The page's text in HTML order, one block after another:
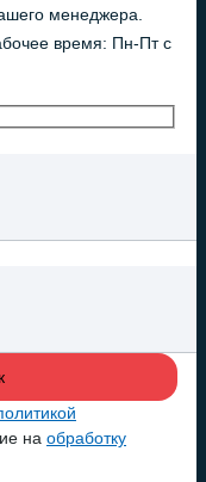
менеджера.
время: Пн-Пт с
на обработку